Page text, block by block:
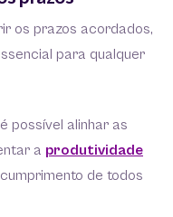
os prazos acordados,
para qualquer
possível alinhar as
a produtividade
de todos